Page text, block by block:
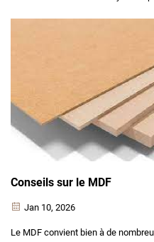
rayent, les bords commencent à
chimiques provoquent une
gamme ou les présentoirs
Conseils sur le MDF
Jan 10, 2026
Le MDF convient bien à de